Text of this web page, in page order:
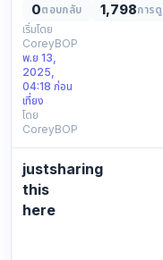
reading
earlier
might
as
well
drop
this
here
basic
outline,
maybe
someone
เริ่มโดย
CoreyBOP
พ.ย 13,
2025,
04:18 ก่อน
เที่ยง
โดย
CoreyBOP
0ตอบกลับ 1,798การดู
justsharing
this
here